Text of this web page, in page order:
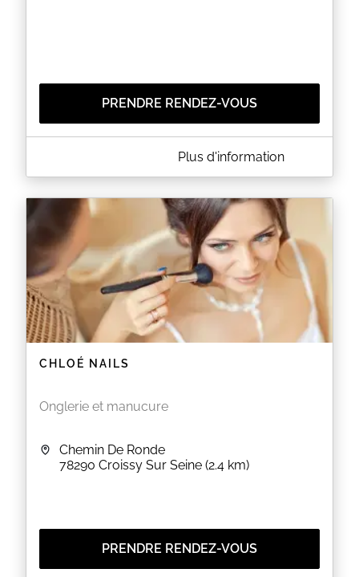
PRENDRE RENDEZ-VOUS
Chez So'Keï, nous vous proposons des services
Avec des produits hypoallergéniques et un matériel
neuf et performant, profitez d'un moment de bien-
être. Détendez-vous, So'Keï s'occupe de tout. Vous
pouvez nous contacter directement via WhatsApp,
pour plus de renseignements. Nous sommes à
l'écoute.
N'hésitez pas à suivre notre actualité sur Instagram.
(Découvrez "Les essentiels de So'Keï" très
prochainement...)
Plus d'information
CHLOÉ NAILS
Onglerie et manucure
Chemin De Ronde
78290 Croissy Sur Seine (2.4 km)
PRENDRE RENDEZ-VOUS